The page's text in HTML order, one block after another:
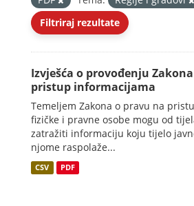
Filtriraj rezultate
Izvješća o provođenju
pristup informacijama
Temeljem Zakona o pravu na
fizičke i pravne osobe mogu od
zatražiti informaciju koju tijelo
njome raspolaže...
CSV PDF